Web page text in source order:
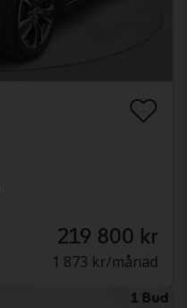
219 800 kr
1 873 kr/månad
1 Bud